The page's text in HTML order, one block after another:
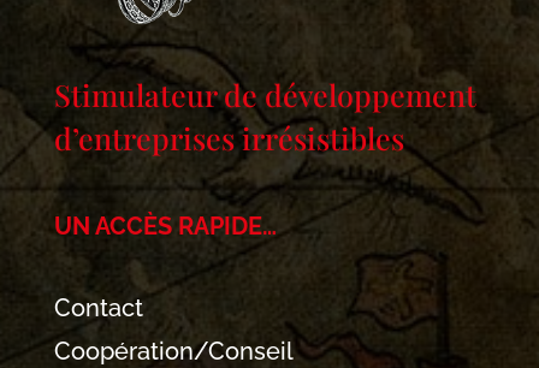
Stimulateur de développement
d’entreprises irrésistibles
UN ACCÈS RAPIDE…
Contact
Coopération/Conseil